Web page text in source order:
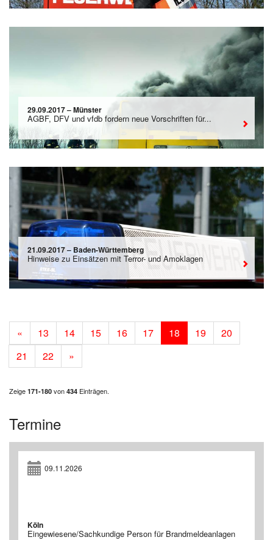
29.09.2017 – Münster
AGBF, DFV und vfdb fordern neue Vorschriften für...
21.09.2017 – Baden-Württemberg
Hinweise zu Einsätzen mit Terror- und Amoklagen
« 13 14 15 16 17 18 19
20
21
22 »
Zeige 171-180 von 434 Einträgen.
Termine
09.11.2026
Köln
Eingewiesene/Sachkundige Person für Brandmeldeanlagen